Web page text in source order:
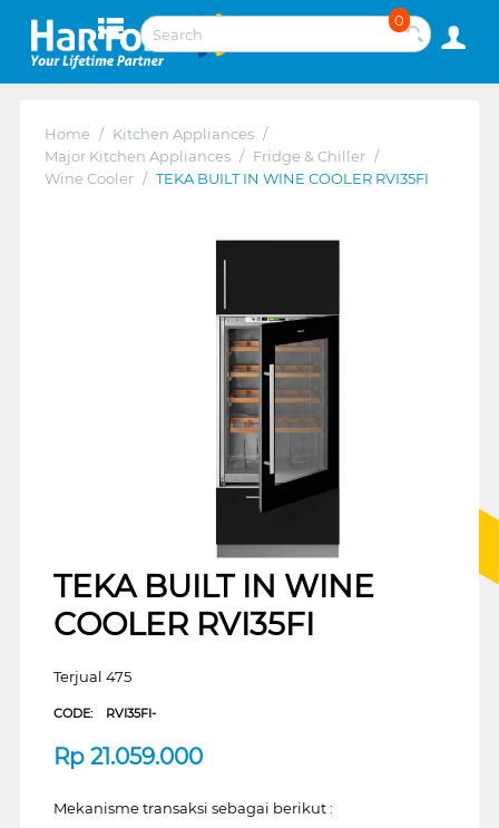
0
Home / Kitchen Appliances /
Major Kitchen Appliances / Fridge & Chiller /
Wine Cooler / TEKA BUILT IN WINE COOLER RVI35FI
TEKA BUILT IN WINE
COOLER RVI35FI
Terjual 475
CODE: RVI35FI-
Rp 21.059.000
Mekanisme transaksi sebagai berikut :